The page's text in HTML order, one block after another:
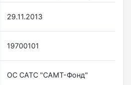
29.11.2013
19700101
ОС САТС "САМТ-Фонд"